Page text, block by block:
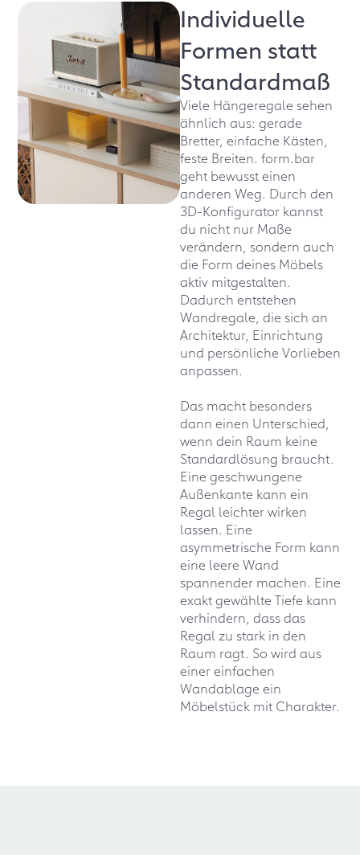
Individuelle
Formen statt
Standardmaß
Viele Hängeregale sehen
ähnlich aus: gerade
Bretter, einfache Kästen,
feste Breiten. form.bar
geht bewusst einen
anderen Weg. Durch den
3D-Konfigurator kannst
du nicht nur Maße
verändern, sondern auch
die Form deines Möbels
aktiv mitgestalten.
Dadurch entstehen
Wandregale, die sich an
Architektur, Einrichtung
und persönliche Vorlieben
anpassen.
Das macht besonders
dann einen Unterschied,
wenn dein Raum keine
Standardlösung braucht.
Eine geschwungene
Außenkante kann ein
Regal leichter wirken
lassen. Eine
asymmetrische Form kann
eine leere Wand
spannender machen. Eine
exakt gewählte Tiefe kann
verhindern, dass das
Regal zu stark in den
Raum ragt. So wird aus
einer einfachen
Wandablage ein
Möbelstück mit Charakter.